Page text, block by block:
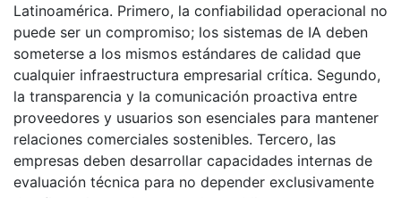
Latinoamérica. Primero, la confiabilidad operacional no
puede ser un compromiso; los sistemas de IA deben
someterse a los mismos estándares de calidad que
cualquier infraestructura empresarial crítica. Segundo,
la transparencia y la comunicación proactiva entre
proveedores y usuarios son esenciales para mantener
relaciones comerciales sostenibles. Tercero, las
empresas deben desarrollar capacidades internas de
evaluación técnica para no depender exclusivamente